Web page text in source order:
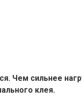
Чем сильнее
клея.